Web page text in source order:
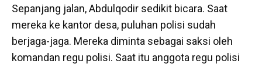
Sepanjang jalan, Abdulqodir sedikit bicara. Saat
mereka ke kantor desa, puluhan polisi sudah
berjaga-jaga. Mereka diminta sebagai saksi oleh
komandan regu polisi. Saat itu anggota regu polisi